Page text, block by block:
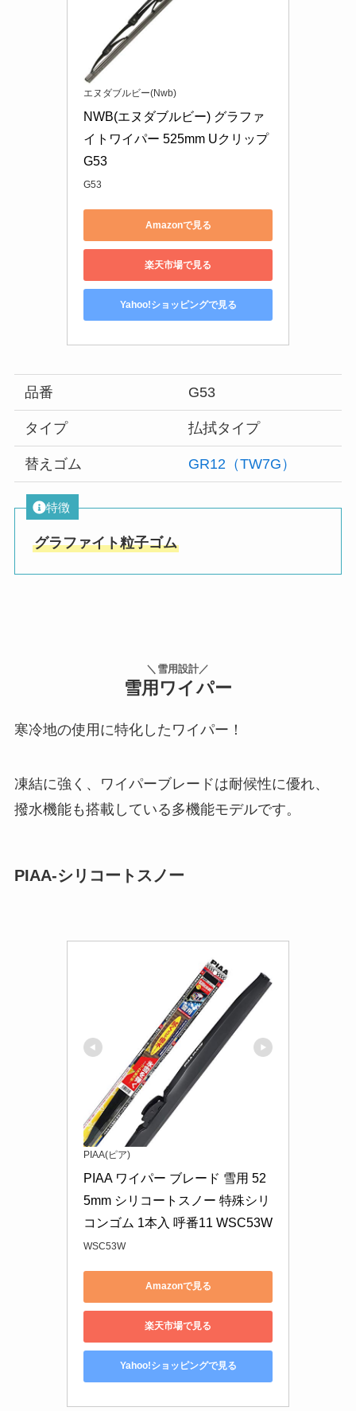
エヌダブルビー(Nwb)
NWB(エヌダブルビー) グラファ
イトワイパー 525mm Uクリップ
G53
G53
Amazonで見る
楽天市場で見る
Yahoo!ショッピングで見る
品番 G53
タイプ 払拭タイプ
替えゴム GR12（TW7G）
特徴
グラファイト粒子ゴム
＼雪用設計／
雪用ワイパー
寒冷地の使用に特化したワイパー！
凍結に強く、ワイパーブレードは耐候性に優れ、
撥水機能も搭載している多機能モデルです。
PIAA-シリコートスノー
PIAA(ピア)
PIAA ワイパー ブレード 雪用 52
5mm シリコートスノー 特殊シリ
コンゴム 1本入 呼番11 WSC53W
WSC53W
Amazonで見る
楽天市場で見る
Yahoo!ショッピングで見る